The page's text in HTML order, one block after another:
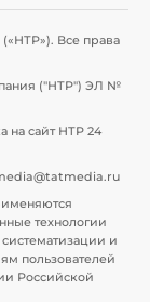
Все права
("НТР") ЭЛ №
на сайт НТР 24
технологии
и
пользователей
Российской